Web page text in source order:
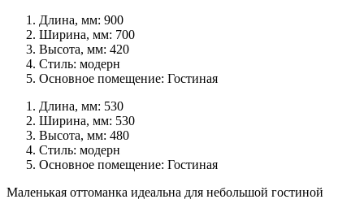
Длина, мм: 900
Ширина, мм: 700
Высота, мм: 420
Стиль: модерн
Основное помещение: Гостиная
Длина, мм: 530
Ширина, мм: 530
Высота, мм: 480
Стиль: модерн
Основное помещение: Гостиная
Маленькая оттоманка идеальна для небольшой гостиной